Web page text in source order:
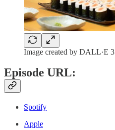
Image created by DALL·E 3
Episode URL:
Spotify
Apple